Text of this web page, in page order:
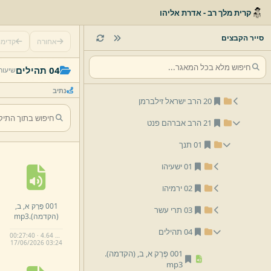
קרית מלך רב - אדרת אליהו
סייר הקבצים
14 הרב מרדכי יוסף שיף
18 הרב רפאל קוּק
19 הרב יקותיאל זילברמן
20 הרב ישראל זילברמן
21 הרב אברהם פנט
01 תנך
01 ישעיהו
02 ירמיהו
03 תרי עשר
04 תהילים
001 פֶּרֶק א,
ב, (הקדמה).
mp3
אחורה
04 תהילים
נתיב
001 פֶּרֶק א,
ב,
(הקדמה).
mp3
00:27:40 · 4.64 MB
17/06/2026 03:24